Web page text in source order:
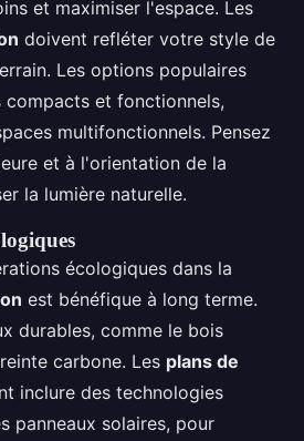
et maximiser l'espace. Les
doivent refléter votre style de
Les options populaires
compacts et fonctionnels,
multifonctionnels. Pensez
et à l'orientation de la
la lumière naturelle.
écologiques dans la
est bénéfique à long terme.
durables, comme le bois
carbone. Les plans de
inclure des technologies
panneaux solaires, pour